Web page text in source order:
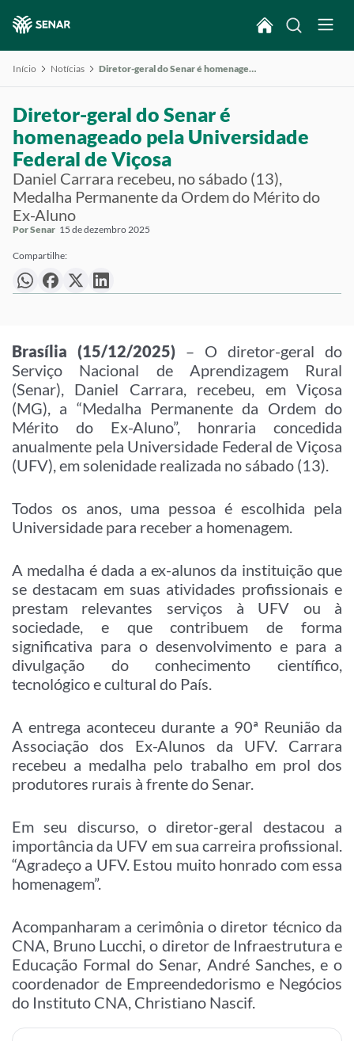
Início Notícias Diretor-geral do Senar é homenageado pela Universidade Federal de Viçosa
Diretor-geral do Senar é
homenageado pela Universidade
Federal de Viçosa
Daniel Carrara recebeu, no sábado (13),
Medalha Permanente da Ordem do Mérito do
Ex-Aluno
Por Senar 15 de dezembro 2025
Compartilhe:
Brasília (15/12/2025) – O diretor-geral do
Serviço Nacional de Aprendizagem Rural
(Senar), Daniel Carrara, recebeu, em Viçosa
(MG), a “Medalha Permanente da Ordem do
Mérito do Ex-Aluno”, honraria concedida
anualmente pela Universidade Federal de Viçosa
(UFV), em solenidade realizada no sábado (13).
Todos os anos, uma pessoa é escolhida pela
Universidade para receber a homenagem.
A medalha é dada a ex-alunos da instituição que
se destacam em suas atividades profissionais e
prestam relevantes serviços à UFV ou à
sociedade, e que contribuem de forma
significativa para o desenvolvimento e para a
divulgação do conhecimento científico,
tecnológico e cultural do País.
A entrega aconteceu durante a 90ª Reunião da
Associação dos Ex-Alunos da UFV. Carrara
recebeu a medalha pelo trabalho em prol dos
produtores rurais à frente do Senar.
Em seu discurso, o diretor-geral destacou a
importância da UFV em sua carreira profissional.
“Agradeço a UFV. Estou muito honrado com essa
homenagem”.
Acompanharam a cerimônia o diretor técnico da
CNA, Bruno Lucchi, o diretor de Infraestrutura e
Educação Formal do Senar, André Sanches, e o
coordenador de Empreendedorismo e Negócios
do Instituto CNA, Christiano Nascif.